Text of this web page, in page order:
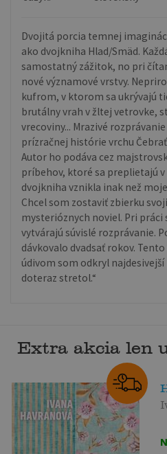
Dvojitá porcia temnej
ako dvojkniha Hlad/Smäd.
samostatný zážitok, no pri
nové významové vrstvy.
kufrom, v ktorom sa ukrývajú
brutálny vrah v žltej vetrovke,
vrecoviny... Mrazivé
prízračnej histórie vrchu
Autor ho podáva cez
príbehov, ktoré sa preplietajú v
dvojkniha vznikla inak než
Chcel som zostaviť zbierku
mysterióznych noviel. Pri práci
vytvárajú súvislé rozprávanie.
dávkovalo dvadsať rokov.
údivom som odkryl
doteraz stretol.“
Extra akcia len